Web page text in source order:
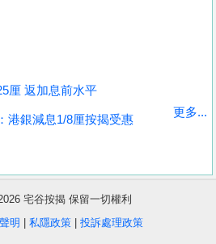
厘 返加息前水平
港銀減息1/8厘按揭受惠
更多...
宅谷按揭 保留一切權利
明 私隱政策| 投訴處理政策